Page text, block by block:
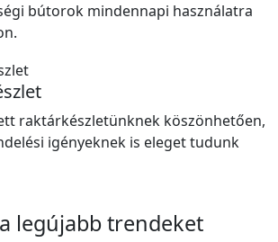
bútorok mindennapi használatra
raktárkészletünknek köszönhetően,
igényeknek is eleget tudunk
legújabb trendeket